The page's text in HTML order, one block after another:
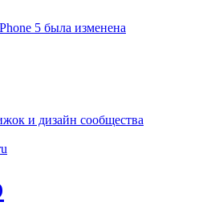
5 была изменена
и дизайн сообщества